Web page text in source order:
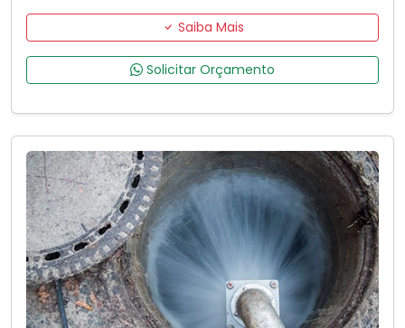
Saiba Mais
Solicitar Orçamento